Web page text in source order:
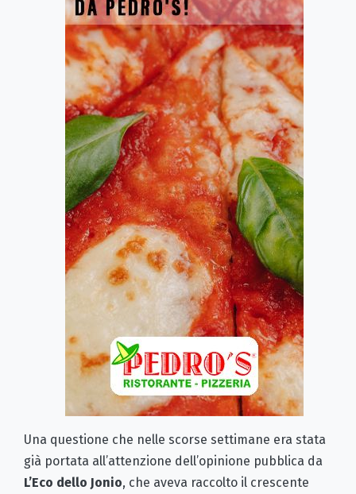
Una questione che nelle scorse settimane era stata
già portata all’attenzione dell’opinione pubblica da
L’Eco dello Jonio, che aveva raccolto il crescente